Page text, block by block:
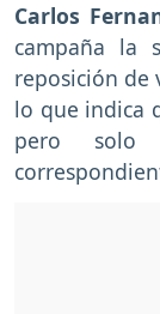
Carlos
campaña la
reposición de
lo que indica
pero